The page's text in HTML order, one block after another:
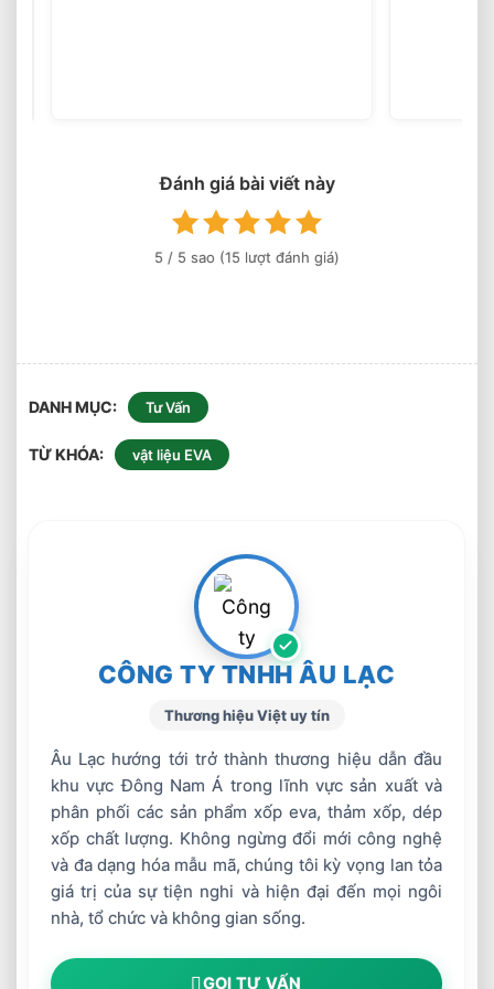
Đánh giá bài viết này
5 / 5 sao (15 lượt đánh giá)
DANH MỤC Tư Vấn
TỪ KHÓA vật liệu EVA
CÔNG TY TNHH ÂU LẠC
Thương hiệu Việt uy tín
Âu Lạc hướng tới trở thành thương hiệu dẫn đầu
khu vực Đông Nam Á trong lĩnh vực sản xuất và
phân phối các sản phẩm xốp eva, thảm xốp, dép
xốp chất lượng. Không ngừng đổi mới công nghệ
và đa dạng hóa mẫu mã, chúng tôi kỳ vọng lan tỏa
giá trị của sự tiện nghi và hiện đại đến mọi ngôi
nhà, tổ chức và không gian sống.
GỌI TƯ VẤN